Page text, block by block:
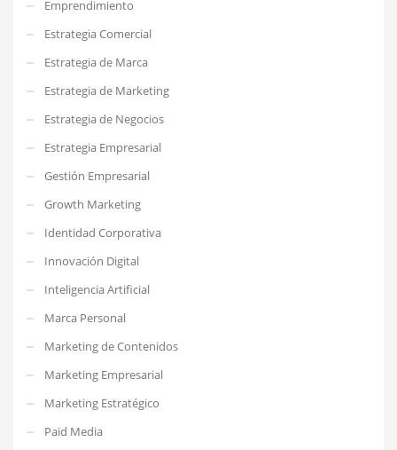
Emprendimiento
Estrategia Comercial
Estrategia de Marca
Estrategia de Marketing
Estrategia de Negocios
Estrategia Empresarial
Gestión Empresarial
Growth Marketing
Identidad Corporativa
Innovación Digital
Inteligencia Artificial
Marca Personal
Marketing de Contenidos
Marketing Empresarial
Marketing Estratégico
Paid Media